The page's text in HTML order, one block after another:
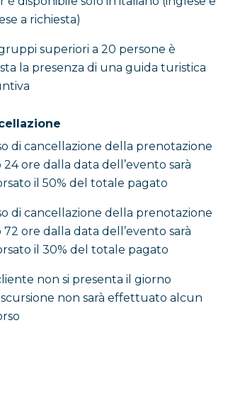
a richiesta)
superiori a 20 persone è
la presenza di una guida turistica
di cancellazione della prenotazione
ore dalla data dell’evento sarà
il 50% del totale pagato
di cancellazione della prenotazione
ore dalla data dell’evento sarà
il 30% del totale pagato
non si presenta il giorno
non sarà effettuato alcun